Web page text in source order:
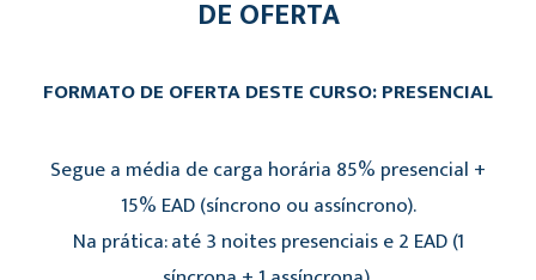
DE OFERTA
FORMATO DE OFERTA DESTE CURSO: PRESENCIAL
Segue a média de carga horária 85% presencial +
15% EAD (síncrono ou assíncrono).
Na prática: até 3 noites presenciais e 2 EAD (1